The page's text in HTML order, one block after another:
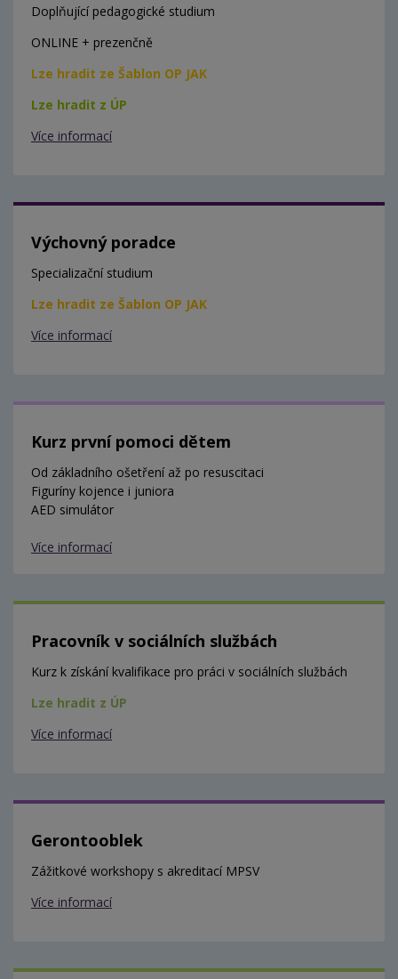
Doplňující pedagogické studium
ONLINE + prezenčně
Lze hradit ze Šablon OP JAK
Lze hradit z ÚP
Více informací
Výchovný poradce
Specializační studium
Lze hradit ze Šablon OP JAK
Více informací
Kurz první pomoci dětem
Od základního ošetření až po resuscitaci
Figuríny kojence i juniora
AED simulátor
Více informací
Pracovník v sociálních službách
Kurz k získání kvalifikace pro práci v sociálních službách
Lze hradit z ÚP
Více informací
Gerontooblek
Zážitkové workshopy s akreditací MPSV
Více informací